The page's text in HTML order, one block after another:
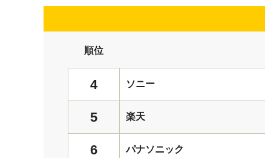
順位
4 ソニー
5 楽天
6 パナソニック